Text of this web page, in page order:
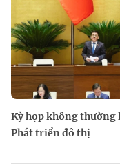
Kỳ họp không thường
Phát triển đô thị